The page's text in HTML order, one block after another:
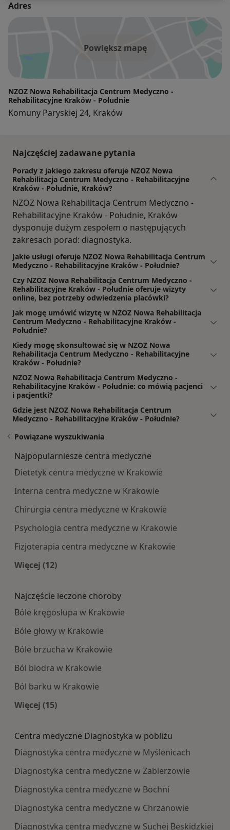
Adres
Powiększ mapę
NZOZ Nowa Rehabilitacja Centrum Medyczno -
Rehabilitacyjne Kraków - Południe
Komuny Paryskiej 24, Kraków
Najczęściej zadawane pytania
Porady z jakiego zakresu oferuje NZOZ Nowa
Rehabilitacja Centrum Medyczno - Rehabilitacyjne
Kraków - Południe, Kraków?
NZOZ Nowa Rehabilitacja Centrum Medyczno -
Rehabilitacyjne Kraków - Południe, Kraków
dysponuje dużym zespołem o następujących
zakresach porad: diagnostyka.
Jakie usługi oferuje NZOZ Nowa Rehabilitacja Centrum
Medyczno - Rehabilitacyjne Kraków - Południe?
Czy NZOZ Nowa Rehabilitacja Centrum Medyczno -
Rehabilitacyjne Kraków - Południe oferuje wizyty
online, bez potrzeby odwiedzenia placówki?
Jak mogę umówić wizytę w NZOZ Nowa Rehabilitacja
Centrum Medyczno - Rehabilitacyjne Kraków -
Południe?
Kiedy mogę skonsultować się w NZOZ Nowa
Rehabilitacja Centrum Medyczno - Rehabilitacyjne
Kraków - Południe?
NZOZ Nowa Rehabilitacja Centrum Medyczno -
Rehabilitacyjne Kraków - Południe: co mówią pacjenci
i pacjentki?
Gdzie jest NZOZ Nowa Rehabilitacja Centrum
Medyczno - Rehabilitacyjne Kraków - Południe?
Powiązane wyszukiwania
Najpopularniesze centra medyczne
Dietetyk centra medyczne w Krakowie
Interna centra medyczne w Krakowie
Chirurgia centra medyczne w Krakowie
Psychologia centra medyczne w Krakowie
Fizjoterapia centra medyczne w Krakowie
Więcej (12)
Najczęście leczone choroby
Bóle kręgosłupa w Krakowie
Bóle głowy w Krakowie
Bóle brzucha w Krakowie
Ból biodra w Krakowie
Ból barku w Krakowie
Więcej (15)
Centra medyczne Diagnostyka w pobliżu
Diagnostyka centra medyczne w Myślenicach
Diagnostyka centra medyczne w Zabierzowie
Diagnostyka centra medyczne w Bochni
Diagnostyka centra medyczne w Chrzanowie
Diagnostyka centra medyczne w Suchej Beskidzkiej